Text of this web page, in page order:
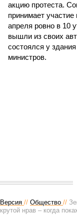
акцию протеста.
принимает
апреля ровно в 10
вышли из своих
состоялся у
министров.
Версия // Общество //
крутой нрав – когда